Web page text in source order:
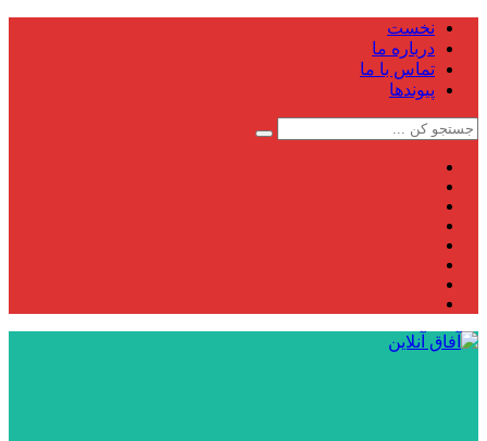
نخست
درباره ما
تماس با ما
پیوندها